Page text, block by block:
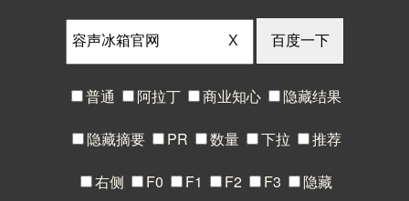
X
普通 阿拉丁 商业知心 隐藏结果
隐藏摘要 PR 数量 下拉 推荐
右侧 F0 F1 F2 F3 隐藏